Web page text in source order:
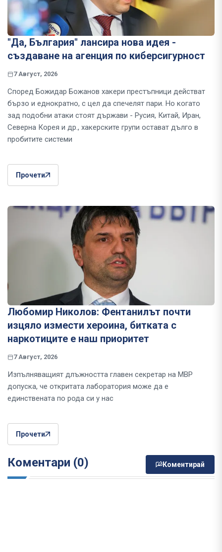
"Да, България" лансира нова идея -
създаване на агенция по киберсигурност
7 Август, 2026
Според Божидар Божанов хакери престъпници действат
бързо и еднократно, с цел да спечелят пари. Но когато
зад подобни атаки стоят държави - Русия, Китай, Иран,
Северна Корея и др., хакерските групи остават дълго в
пробитите системи
Прочети
Любомир Николов: Фентанилът почти
изцяло измести хероина, битката с
наркотиците е наш приоритет
7 Август, 2026
Изпълняващият длъжността главен секретар на МВР
допуска, че откритата лаборатория може да е
единствената по рода си у нас
Прочети
Коментари (0) Коментирай